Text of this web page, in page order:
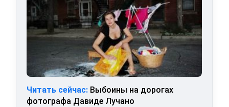
Читать сейчас: Выбоины на дорогах
фотографа Давиде Лучано